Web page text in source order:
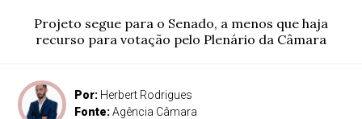
Projeto segue para o Senado, a menos que haja
recurso para votação pelo Plenário da Câmara
Por: Herbert Rodrigues
Fonte:Agência Câmara